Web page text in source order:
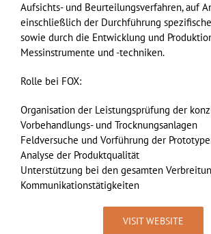
Aufsichts- und Beurteilungsverfahren, auf
einschließlich der Durchführung
sowie durch die Entwicklung und
Messinstrumente und -techniken.
Rolle bei FOX:
Organisation der Leistungsprüfung der
Vorbehandlungs- und Trocknungsanlagen
Feldversuche und Vorführung der
Analyse der Produktqualität
Unterstützung bei den gesamten
Kommunikationstätigkeiten
VISIT WEBSITE